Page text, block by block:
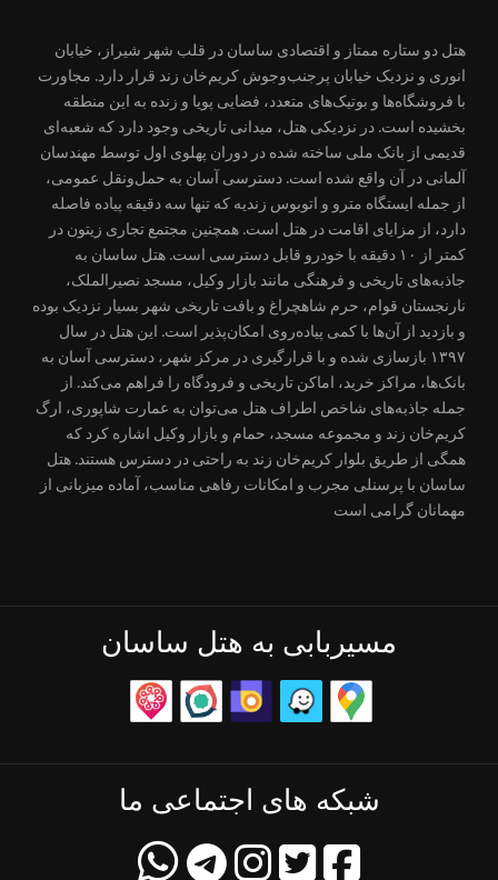
هتل دو ستاره ممتاز و اقتصادی ساسان در قلب شهر شیراز، خیابان
انوری و نزدیک خیابان پرجنب‌وجوش کریم‌خان زند قرار دارد. مجاورت
با فروشگاه‌ها و بوتیک‌های متعدد، فضایی پویا و زنده به این منطقه
بخشیده است. در نزدیکی هتل، میدانی تاریخی وجود دارد که شعبه‌ای
قدیمی از بانک ملی ساخته شده در دوران پهلوی اول توسط مهندسان
آلمانی در آن واقع شده است. دسترسی آسان به حمل‌ونقل عمومی،
از جمله ایستگاه مترو و اتوبوس زندیه که تنها سه دقیقه پیاده فاصله
دارد، از مزایای اقامت در هتل است. همچنین مجتمع تجاری زیتون در
کمتر از ۱۰ دقیقه با خودرو قابل دسترسی است. هتل ساسان به
جاذبه‌های تاریخی و فرهنگی مانند بازار وکیل، مسجد نصیرالملک،
نارنجستان قوام، حرم شاهچراغ و بافت تاریخی شهر بسیار نزدیک بوده
و بازدید از آن‌ها با کمی پیاده‌روی امکان‌پذیر است. این هتل در سال
۱۳۹۷ بازسازی شده و با قرارگیری در مرکز شهر، دسترسی آسان به
بانک‌ها، مراکز خرید، اماکن تاریخی و فرودگاه را فراهم می‌کند. از
جمله جاذبه‌های شاخص اطراف هتل می‌توان به عمارت شاپوری، ارگ
کریم‌خان زند و مجموعه مسجد، حمام و بازار وکیل اشاره کرد که
همگی از طریق بلوار کریم‌خان زند به راحتی در دسترس هستند. هتل
ساسان با پرسنلی مجرب و امکانات رفاهی مناسب، آماده میزبانی از
مهمانان گرامی است
مسیربابی به هتل ساسان
شبکه های اجتماعی ما